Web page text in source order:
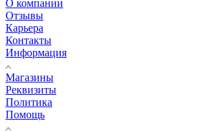
О компании
Отзывы
Карьера
Контакты
Информация
Магазины
Реквизиты
Политика
Помощь